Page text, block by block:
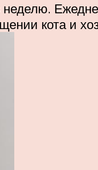
неделю.
кота и